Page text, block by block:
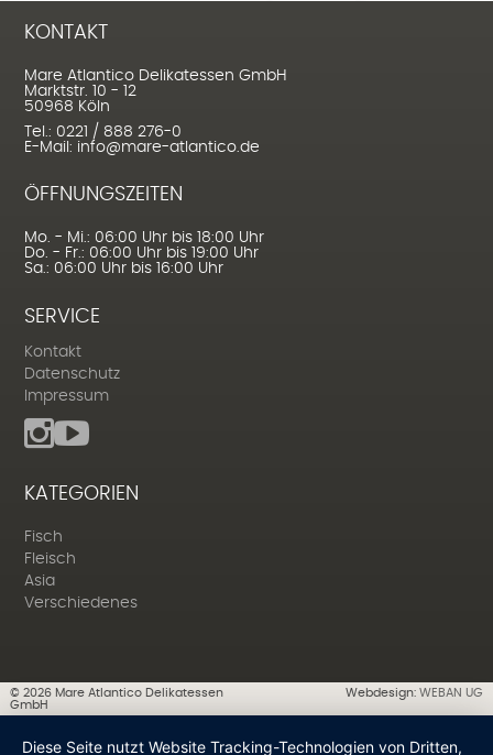
KONTAKT
Mare Atlantico Delikatessen GmbH
Marktstr. 10 - 12
50968 Köln
Tel.: 0221 / 888 276-0
E-Mail: info@mare-atlantico.de
ÖFFNUNGSZEITEN
Mo. - Mi.: 06:00 Uhr bis 18:00 Uhr
Do. - Fr.: 06:00 Uhr bis 19:00 Uhr
Sa.: 06:00 Uhr bis 16:00 Uhr
SERVICE
Kontakt
Datenschutz
Impressum
KATEGORIEN
Fisch
Fleisch
Asia
Verschiedenes
© 2026Mare Atlantico Delikatessen
GmbH
Webdesign:WEBAN UG
Diese Seite nutzt Website Tracking-Technologien von Dritten,